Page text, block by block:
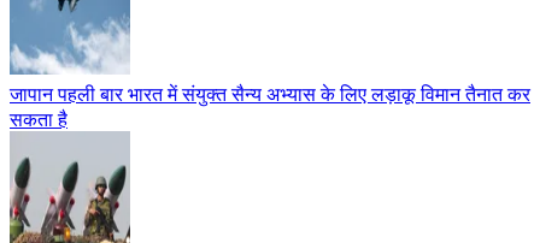
जापान पहली बार भारत में संयुक्त सैन्य अभ्यास के लिए लड़ाकू विमान तैनात कर
सकता है